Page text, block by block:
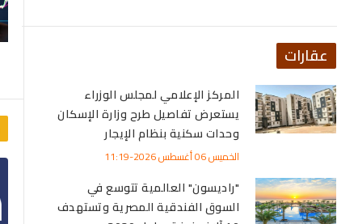
عقارات
المركز الإعلامي لمجلس الوزراء
يستعرض تفاصيل طرح وزارة الإسكان
وحدات سكنية بنظام الإيجار
الخميس 06 أغسطس 2026-11:19
"راديسون" العالمية تتوسع في
السوق الفندقية المصرية وتستهدف